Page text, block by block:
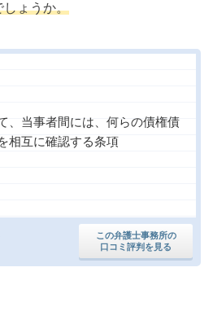
しょうか。
この弁護士事務所の
口コミ評判を見る
、当事者間には、何らの債権債
相互に確認する条項